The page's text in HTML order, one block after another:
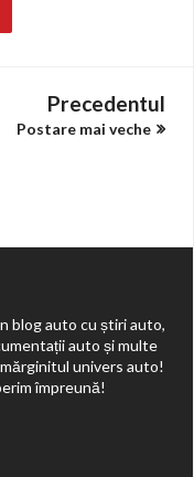
Precedentul
Postare mai veche
blog auto cu știri auto,
auto și multe
univers auto!
împreună!